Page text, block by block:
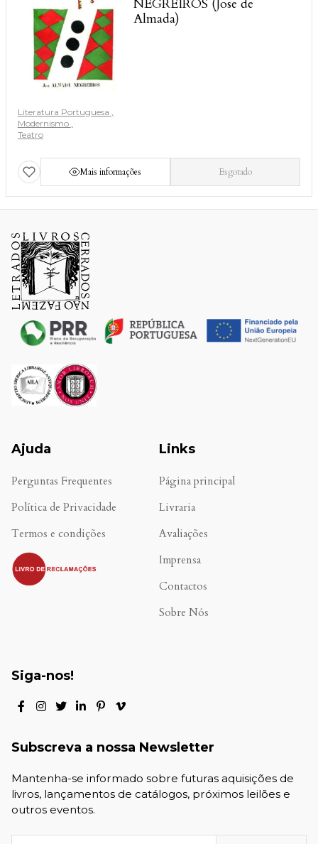
NEGREIROS (Jose de
Almada)
Literatura Portuguesa
Modernismo
Teatro
Mais informações Esgotado
Ajuda
Perguntas Frequentes
Política de Privacidade
Termos e condições
.
Links
Página principal
Livraria
Avaliações
Imprensa
Contactos
Sobre Nós
Siga-nos!
Subscreva a nossa Newsletter
Mantenha-se informado sobre futuras aquisições de
livros, lançamentos de catálogos, próximos leilões e
outros eventos.